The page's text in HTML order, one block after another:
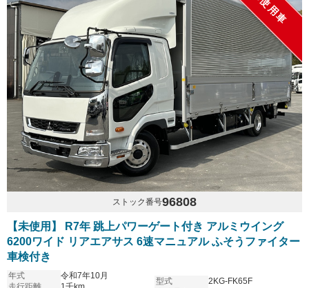
ストック番号96808
【未使用】 R7年 跳上パワーゲート付き アルミウイング
6200ワイド リアエアサス 6速マニュアル ふそうファイター
車検付き
年式
令和7年10月
型式
2KG-FK65F